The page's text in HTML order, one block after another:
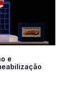
e